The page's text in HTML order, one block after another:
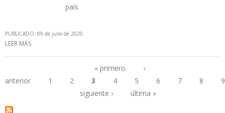
país
PUBLICADO: 09 de julio de 2020
LEER MÁS
Páginas
« primero
‹
anterior
1 2 3 4 5 6 7 8
9
siguiente ›
última »